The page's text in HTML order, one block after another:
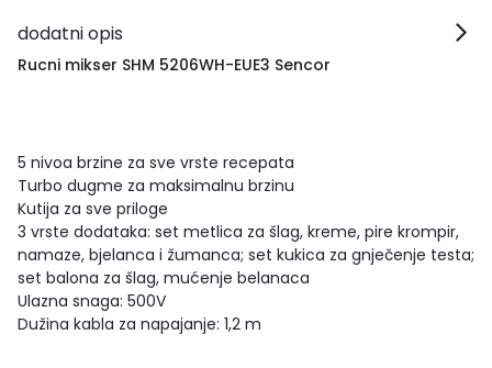
dodatni opis
Rucni mikser SHM 5206WH-EUE3 Sencor
5 nivoa brzine za sve vrste recepata
Turbo dugme za maksimalnu brzinu
Kutija za sve priloge
3 vrste dodataka: set metlica za šlag, kreme, pire krompir,
namaze, bjelanca i žumanca; set kukica za gnječenje testa;
set balona za šlag, mućenje belanaca
Ulazna snaga: 500V
Dužina kabla za napajanje: 1,2 m